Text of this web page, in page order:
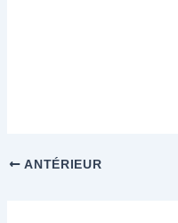
ANTÉRIEUR